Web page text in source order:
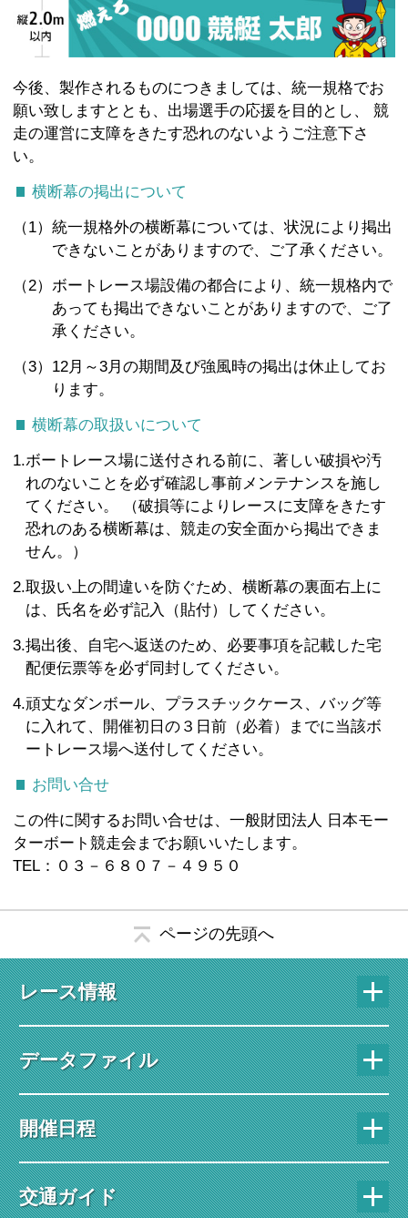
今後、製作されるものにつきましては、統一規格でお
願い致しますととも、出場選手の応援を目的とし、 競
走の運営に支障をきたす恐れのないようご注意下さ
い。
横断幕の掲出について
（1） 統一規格外の横断幕については、状況により掲出
できないことがありますので、ご了承ください。
（2） ボートレース場設備の都合により、統一規格内で
あっても掲出できないことがありますので、ご了
承ください。
（3） 12月～3月の期間及び強風時の掲出は休止してお
ります。
横断幕の取扱いについて
1.ボートレース場に送付される前に、著しい破損や汚
れのないことを必ず確認し事前メンテナンスを施し
てください。 （破損等によりレースに支障をきたす
恐れのある横断幕は、競走の安全面から掲出できま
せん。）
2.取扱い上の間違いを防ぐため、横断幕の裏面右上に
は、氏名を必ず記入（貼付）してください。
3.掲出後、自宅へ返送のため、必要事項を記載した宅
配便伝票等を必ず同封してください。
4.頑丈なダンボール、プラスチックケース、バッグ等
に入れて、開催初日の３日前（必着）までに当該ボ
ートレース場へ送付してください。
お問い合せ
この件に関するお問い合せは、一般財団法人 日本モー
ターボート競走会までお願いいたします。
TEL：０３－６８０７－４９５０
ページの先頭へ
レース情報
データファイル
開催日程
交通ガイド